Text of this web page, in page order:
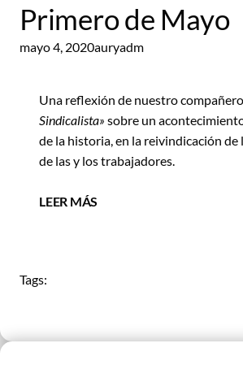
Primero de Mayo
mayo 4, 2020auryadm
Una reflexión de nuestro compañero
Sindicalista» sobre un
de la historia, en la reivindicación de
de las y los trabajadores.
LEER MÁS
Tags: